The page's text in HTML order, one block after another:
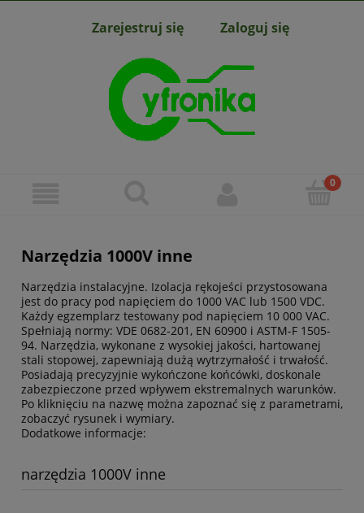
Zarejestruj się Zaloguj się
Narzędzia 1000V inne
Narzędzia instalacyjne. Izolacja rękojeści przystosowana
jest do pracy pod napięciem do 1000 VAC lub 1500 VDC.
Każdy egzemplarz testowany pod napięciem 10 000 VAC.
Spełniają normy: VDE 0682-201, EN 60900 i ASTM-F 1505-
94. Narzędzia, wykonane z wysokiej jakości, hartowanej
stali stopowej, zapewniają dużą wytrzymałość i trwałość.
Posiadają precyzyjnie wykończone końcówki, doskonale
zabezpieczone przed wpływem ekstremalnych warunków.
Po kliknięciu na nazwę można zapoznać się z parametrami,
zobaczyć rysunek i wymiary.
Dodatkowe informacje:
narzędzia 1000V inne